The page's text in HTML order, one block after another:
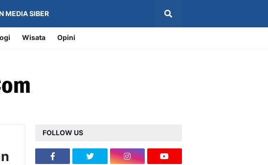
MEDIA SIBER
Wisata Opini
FOLLOW US